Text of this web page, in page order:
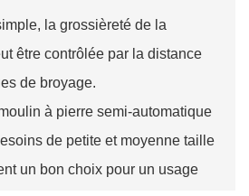
la grossièreté de la
être contrôlée par la distance
de broyage.
à pierre semi-automatique
de petite et moyenne taille
un bon choix pour un usage